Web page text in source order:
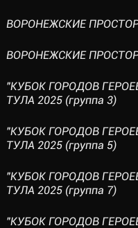
ВОРОНЕЖСКИЕ
ВОРОНЕЖСКИЕ
"КУБОК ГОРОДОВ
ТУЛА 2025 (группа 3)
"КУБОК ГОРОДОВ
ТУЛА 2025 (группа 5)
"КУБОК ГОРОДОВ
ТУЛА 2025 (группа 7)
"КУБОК ГОРОДОВ